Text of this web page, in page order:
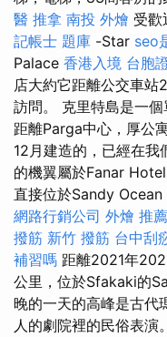
醫 推拿 南投 外燴 受
記帳士 題庫 -Star seo
Palace 香港入境 台胞
店大約它距離公交車
訪問。 克里特島是一
距離Parga中心，厚公
12月建造的，已經在
的機翼屬於Fanar
直接位於Sandy
網路行銷公司 外燴 推
撥筋 新竹 撥筋 台中刮
補習嗎 距離2021年
公里，位於Sfakaki的
晚的一天的高峰是古代
人的劇院裡的民俗表演